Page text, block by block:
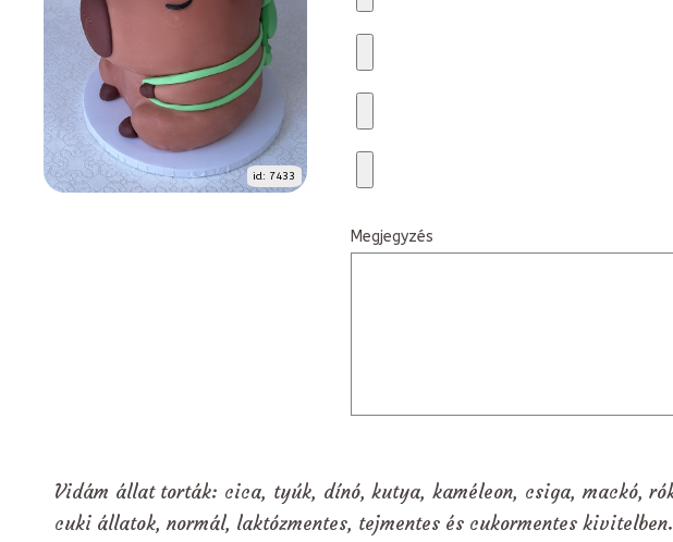
id: 7433
Megjegyzés
Vidám állat torták: cica, tyúk, dínó, kutya, kaméleon, csiga, mackó,
cuki állatok, normál, laktózmentes, tejmentes és cukormentes kivitelben.